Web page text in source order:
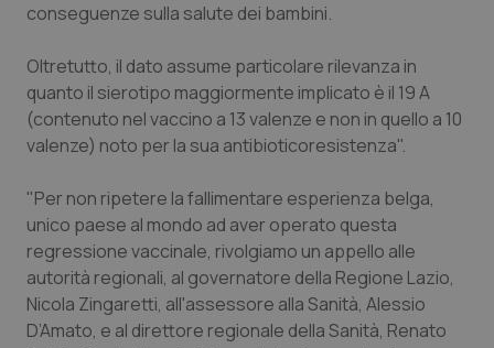
Piemonte
Provincia Autonoma di Bolzano
Provincia Autonoma di Trento
Puglia
Sardegna
Sicilia
HIV
Infezioni & Febbre
Ipertensione & Scompenso
Malattie rare
Malattia di Crohn & Rettocolite Ulcerosa
Neuroscienze & patologie neurodegenerative
conseguenze sulla salute dei bambini.
Oltretutto, il dato assume particolare rilevanza in
quanto il sierotipo maggiormente implicato è il 19 A
(contenuto nel vaccino a 13 valenze e non in quello a 10
valenze) noto per la sua antibioticoresistenza".
"Per non ripetere la fallimentare esperienza belga,
unico paese al mondo ad aver operato questa
regressione vaccinale, rivolgiamo un appello alle
autorità regionali, al governatore della Regione Lazio,
Nicola Zingaretti, all'assessore alla Sanità, Alessio
D’Amato, e al direttore regionale della Sanità, Renato